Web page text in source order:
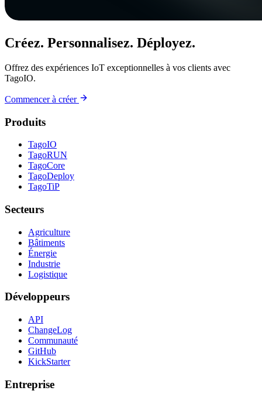
Créez. Personnalisez. Déployez.
Offrez des expériences IoT exceptionnelles à vos clients avec
TagoIO.
Commencer à créer
Produits
TagoIO
TagoRUN
TagoCore
TagoDeploy
TagoTiP
Secteurs
Agriculture
Bâtiments
Énergie
Industrie
Logistique
Développeurs
API
ChangeLog
Communauté
GitHub
KickStarter
Entreprise